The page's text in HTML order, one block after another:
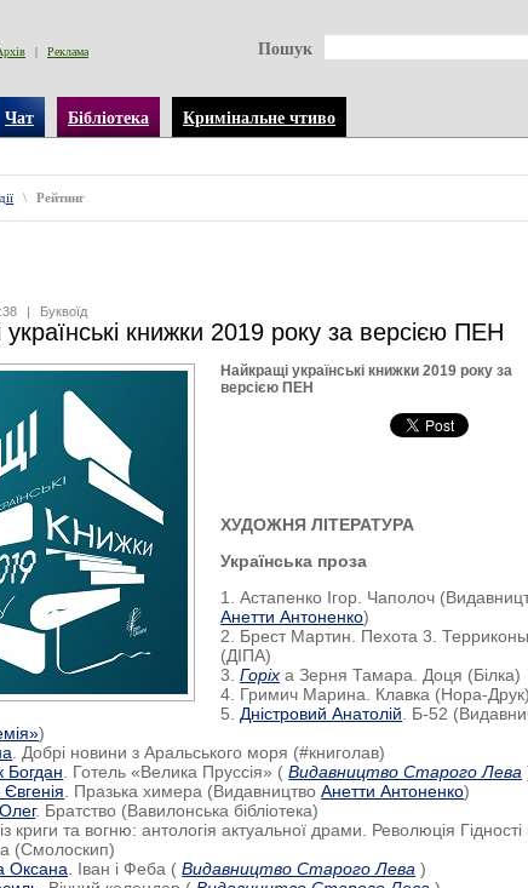
| Реклама Пошук
Чат Бібліотека Кримінальне чтиво
\ Рейтинг
| Буквоїд
книжки 2019 року за верcією ПЕН
Найкращі українські книжки 2019 року за
верcією ПЕН
ХУДОЖНЯ ЛІТЕРАТУРА
Українська проза
1. Астапенко Ігор. Чаполоч
Анетти Антоненко)
2. Брест Мартин. Пехота 3. Терриконы
(ДІПА)
3.Горіх а Зерня Тамара. Доця (Білка)
4. Гримич Марина. Клавка (Нора-Друк)
5. Дністровий Анатолій . Б-52
)
. Добрі новини з Аральського моря (#книголав)
Богдан . Готель «Велика Пруссія» ( Видавництво Старого Лева
. Празька химера (ВидавництвоАнетти Антоненко)
. Братство (Вавилонська бібліотека)
криги та вогню: антологія актуальної драми. Революція Гідності
(Смолоскип)
Оксана . Іван і Феба ( Видавництво Старого Лева )